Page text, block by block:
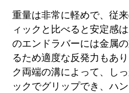
重量は非常に軽めで、従
ィックと比べると安定感
のエンドラバーには金属
るため適度な反発力もあ
ク両端の溝によって、し
ックでグリップでき、ハ